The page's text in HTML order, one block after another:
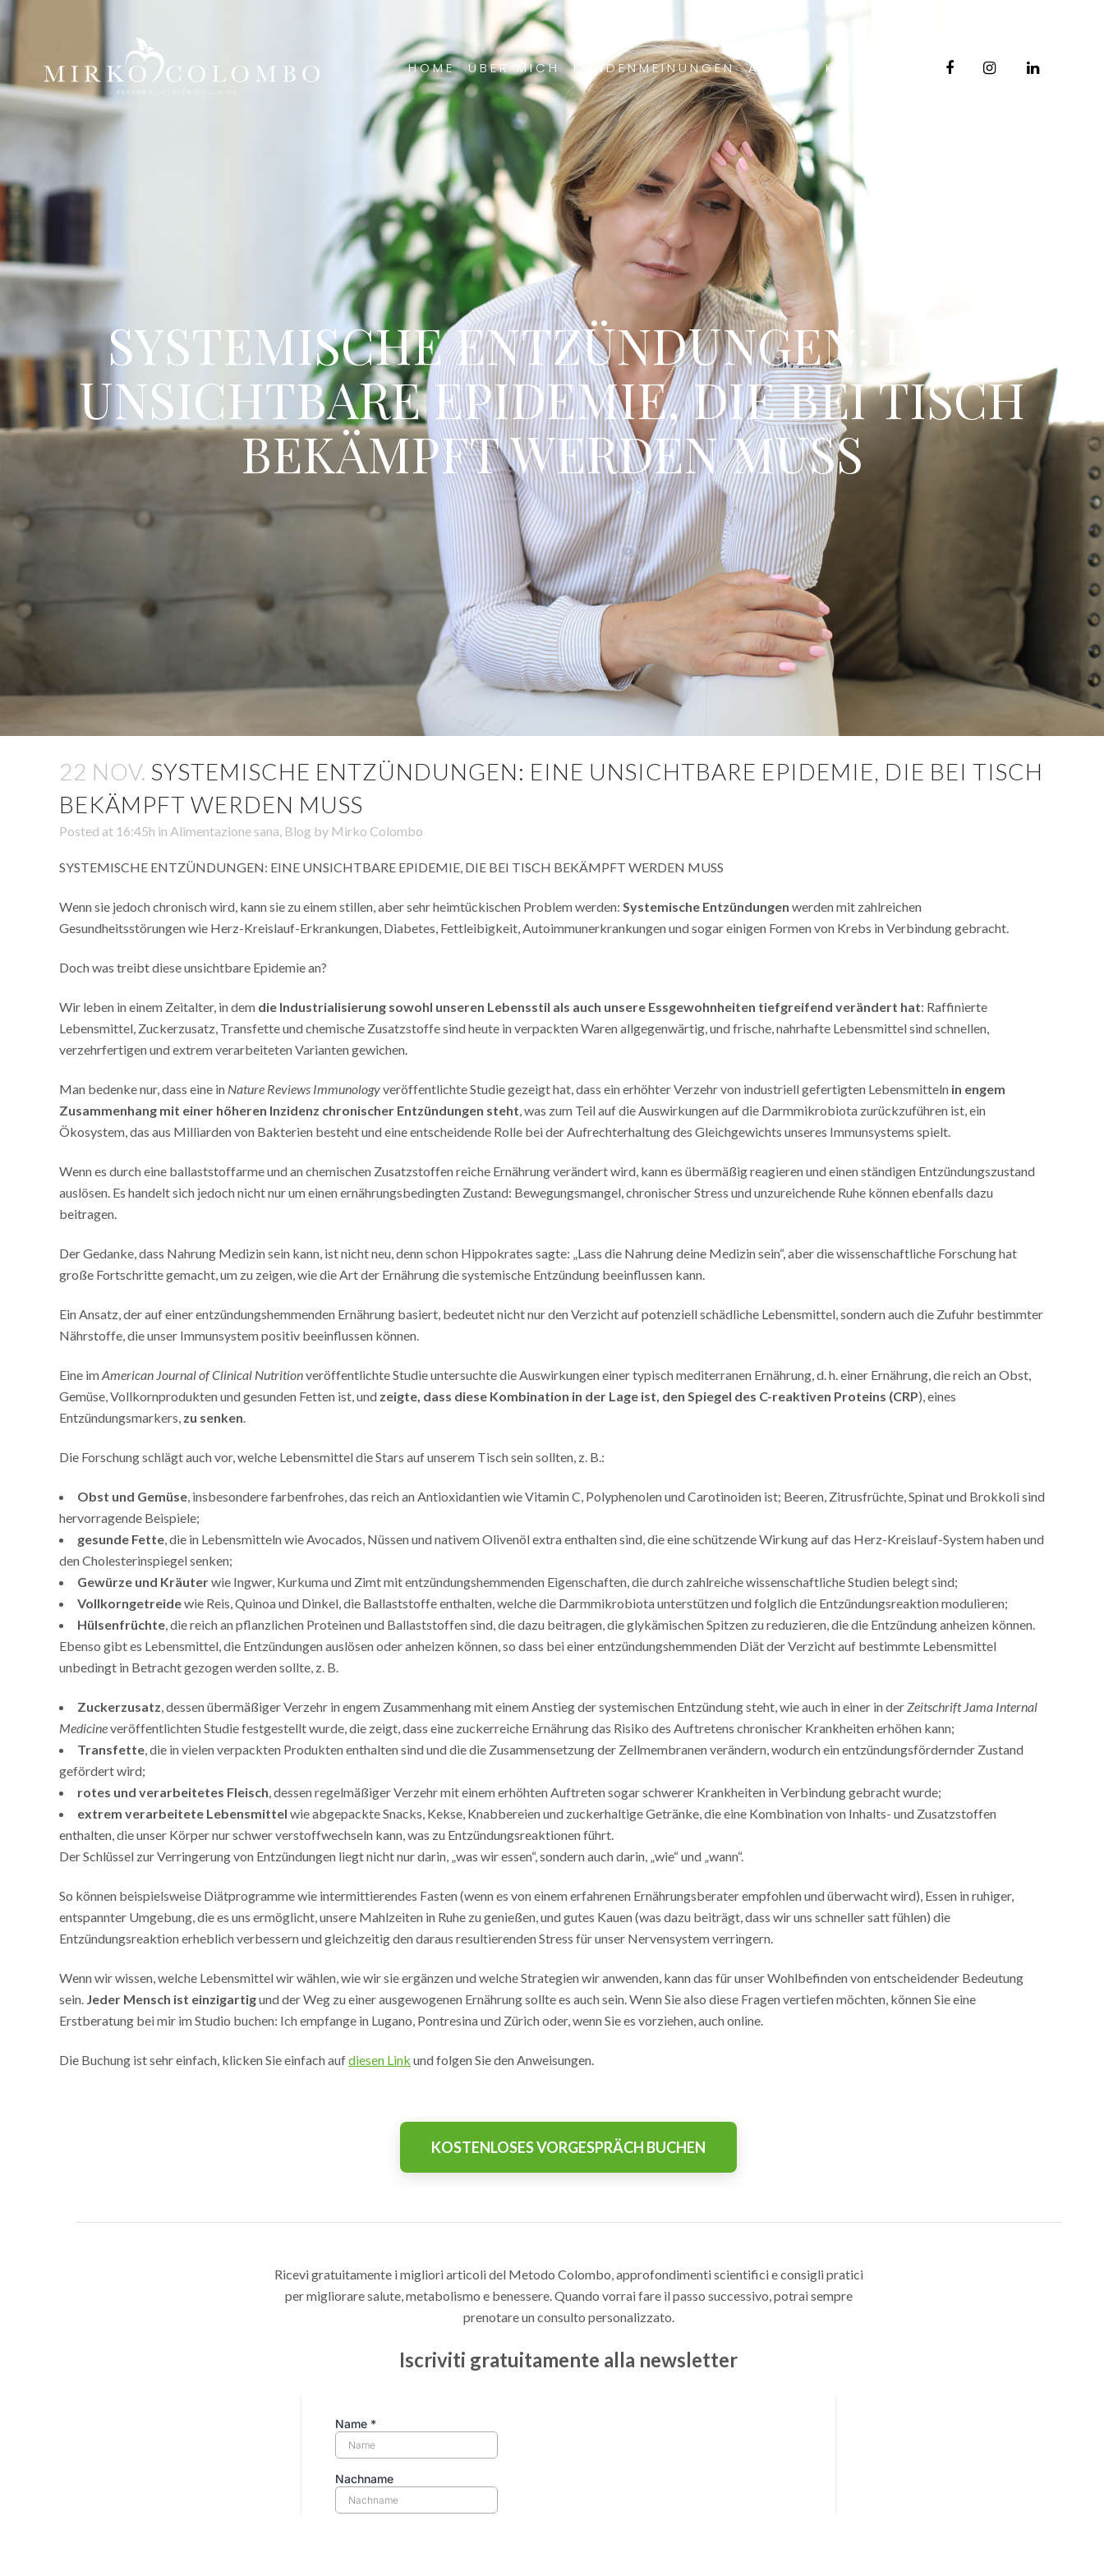
HOME ÜBER MICH KUNDENMEINUNGEN ARTIKEL KONTAKTE
SYSTEMISCHE ENTZÜNDUNGEN: EINE
UNSICHTBARE EPIDEMIE, DIE BEI TISCH
BEKÄMPFT WERDEN MUSS
22 NOV. SYSTEMISCHE ENTZÜNDUNGEN: EINE UNSICHTBARE EPIDEMIE, DIE BEI TISCH
BEKÄMPFT WERDEN MUSS
Posted at 16:45h in Alimentazione sana, Blog by Mirko Colombo
SYSTEMISCHE ENTZÜNDUNGEN: EINE UNSICHTBARE EPIDEMIE, DIE BEI TISCH BEKÄMPFT WERDEN MUSS
Wenn sie jedoch chronisch wird, kann sie zu einem stillen, aber sehr heimtückischen Problem werden: Systemische Entzündungen werden mit zahlreichen
Gesundheitsstörungen wie Herz-Kreislauf-Erkrankungen, Diabetes, Fettleibigkeit, Autoimmunerkrankungen und sogar einigen Formen von Krebs in Verbindung gebracht.
Doch was treibt diese unsichtbare Epidemie an?
Wir leben in einem Zeitalter, in dem die Industrialisierung sowohl unseren Lebensstil als auch unsere Essgewohnheiten tiefgreifend verändert hat: Raffinierte
Lebensmittel, Zuckerzusatz, Transfette und chemische Zusatzstoffe sind heute in verpackten Waren allgegenwärtig, und frische, nahrhafte Lebensmittel sind schnellen,
verzehrfertigen und extrem verarbeiteten Varianten gewichen.
Man bedenke nur, dass eine in Nature Reviews Immunologyveröffentlichte Studie gezeigt hat, dass ein erhöhter Verzehr von industriell gefertigten Lebensmitteln in engem
Zusammenhang mit einer höheren Inzidenz chronischer Entzündungen steht, was zum Teil auf die Auswirkungen auf die Darmmikrobiota zurückzuführen ist, ein
Ökosystem, das aus Milliarden von Bakterien besteht und eine entscheidende Rolle bei der Aufrechterhaltung des Gleichgewichts unseres Immunsystems spielt.
Wenn es durch eine ballaststoffarme und an chemischen Zusatzstoffen reiche Ernährung verändert wird, kann es übermäßig reagieren und einen ständigen Entzündungszustand
auslösen. Es handelt sich jedoch nicht nur um einen ernährungsbedingten Zustand: Bewegungsmangel, chronischer Stress und unzureichende Ruhe können ebenfalls dazu
beitragen.
Der Gedanke, dass Nahrung Medizin sein kann, ist nicht neu, denn schon Hippokrates sagte: „Lass die Nahrung deine Medizin sein“, aber die wissenschaftliche Forschung hat
große Fortschritte gemacht, um zu zeigen, wie die Art der Ernährung die systemische Entzündung beeinflussen kann.
Ein Ansatz, der auf einer entzündungshemmenden Ernährung basiert, bedeutet nicht nur den Verzicht auf potenziell schädliche Lebensmittel, sondern auch die Zufuhr bestimmter
Nährstoffe, die unser Immunsystem positiv beeinflussen können.
Eine imAmerican Journal of Clinical Nutritionveröffentlichte Studie untersuchte die Auswirkungen einer typisch mediterranen Ernährung, d. h. einer Ernährung, die reich an Obst,
Gemüse, Vollkornprodukten und gesunden Fetten ist, und zeigte, dass diese Kombination in der Lage ist, den Spiegel des C-reaktiven Proteins (CRP), eines
Entzündungsmarkers, zu senken.
Die Forschung schlägt auch vor, welche Lebensmittel die Stars auf unserem Tisch sein sollten, z. B.:
Obst und Gemüse, insbesondere farbenfrohes, das reich an Antioxidantien wie Vitamin C, Polyphenolen und Carotinoiden ist; Beeren, Zitrusfrüchte, Spinat und Brokkoli sind
hervorragende Beispiele;
gesunde Fette, die in Lebensmitteln wie Avocados, Nüssen und nativem Olivenöl extra enthalten sind, die eine schützende Wirkung auf das Herz-Kreislauf-System haben und
den Cholesterinspiegel senken;
Gewürze und Kräuterwie Ingwer, Kurkuma und Zimt mit entzündungshemmenden Eigenschaften, die durch zahlreiche wissenschaftliche Studien belegt sind;
Vollkorngetreidewie Reis, Quinoa und Dinkel, die Ballaststoffe enthalten, welche die Darmmikrobiota unterstützen und folglich die Entzündungsreaktion modulieren;
Hülsenfrüchte, die reich an pflanzlichen Proteinen und Ballaststoffen sind, die dazu beitragen, die glykämischen Spitzen zu reduzieren, die die Entzündung anheizen können.
Ebenso gibt es Lebensmittel, die Entzündungen auslösen oder anheizen können, so dass bei einer entzündungshemmenden Diät der Verzicht auf bestimmte Lebensmittel
unbedingt in Betracht gezogen werden sollte, z. B.
Zuckerzusatz, dessen übermäßiger Verzehr in engem Zusammenhang mit einem Anstieg der systemischen Entzündung steht, wie auch in einer in derZeitschrift Jama Internal
Medicineveröffentlichten Studie festgestellt wurde, die zeigt, dass eine zuckerreiche Ernährung das Risiko des Auftretens chronischer Krankheiten erhöhen kann;
Transfette, die in vielen verpackten Produkten enthalten sind und die die Zusammensetzung der Zellmembranen verändern, wodurch ein entzündungsfördernder Zustand
gefördert wird;
rotes und verarbeitetes Fleisch, dessen regelmäßiger Verzehr mit einem erhöhten Auftreten sogar schwerer Krankheiten in Verbindung gebracht wurde;
extrem verarbeitete Lebensmittel wie abgepackte Snacks, Kekse, Knabbereien und zuckerhaltige Getränke, die eine Kombination von Inhalts- und Zusatzstoffen
enthalten, die unser Körper nur schwer verstoffwechseln kann, was zu Entzündungsreaktionen führt.
Der Schlüssel zur Verringerung von Entzündungen liegt nicht nur darin, „was wir essen“, sondern auch darin, „wie“ und „wann“.
So können beispielsweise Diätprogramme wie intermittierendes Fasten (wenn es von einem erfahrenen Ernährungsberater empfohlen und überwacht wird), Essen in ruhiger,
entspannter Umgebung, die es uns ermöglicht, unsere Mahlzeiten in Ruhe zu genießen, und gutes Kauen (was dazu beiträgt, dass wir uns schneller satt fühlen) die
Entzündungsreaktion erheblich verbessern und gleichzeitig den daraus resultierenden Stress für unser Nervensystem verringern.
Wenn wir wissen, welche Lebensmittel wir wählen, wie wir sie ergänzen und welche Strategien wir anwenden, kann das für unser Wohlbefinden von entscheidender Bedeutung
sein. Jeder Mensch ist einzigartigund der Weg zu einer ausgewogenen Ernährung sollte es auch sein. Wenn Sie also diese Fragen vertiefen möchten, können Sie eine
Erstberatung bei mir im Studio buchen: Ich empfange in Lugano, Pontresina und Zürich oder, wenn Sie es vorziehen, auch online.
Die Buchung ist sehr einfach, klicken Sie einfach aufdiesen Link und folgen Sie den Anweisungen.
KOSTENLOSES VORGESPRÄCH BUCHEN
Ricevi gratuitamente i migliori articoli del Metodo Colombo, approfondimenti scientifici e consigli pratici
per migliorare salute, metabolismo e benessere. Quando vorrai fare il passo successivo, potrai sempre
prenotare un consulto personalizzato.
Iscriviti gratuitamente alla newsletter